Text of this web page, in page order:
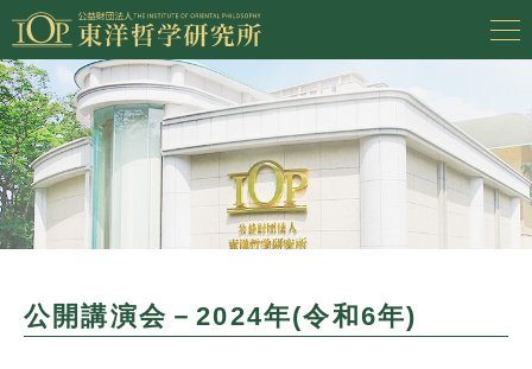
公開講演会－2024年(令和6年)